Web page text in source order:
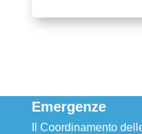
Emergenze
Il Coordinamento